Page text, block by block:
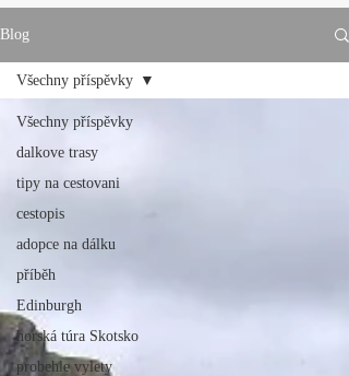
Blog
Všechny příspěvky
dalkove trasy
tipy na cestovani
cestopis
adopce na dálku
příběh
Edinburgh
horská túra Skotsko
probehle vylety
Všechny příspěvky